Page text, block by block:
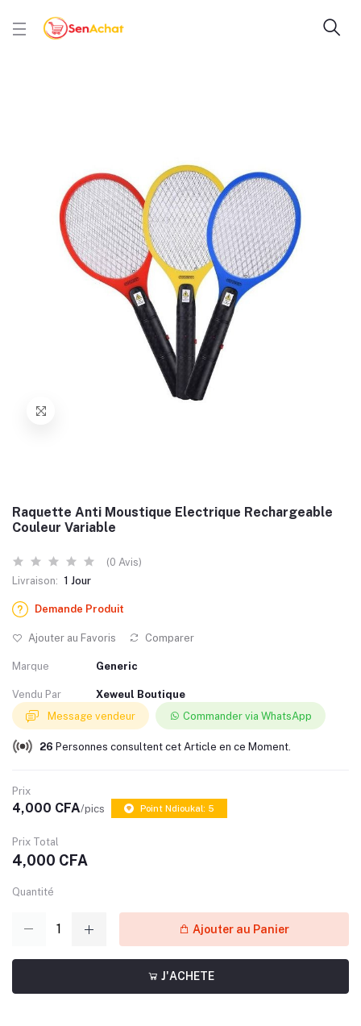
Raquette Anti Moustique Electrique Rechargeable
Couleur Variable
(0 Avis)
Livraison: 1 Jour
Demande Produit
Ajouter au Favoris Comparer
Marque Generic
Vendu Par
Xeweul Boutique
Message vendeur
Commander via WhatsApp
26 Personnes consultent cet Article en ce Moment.
Prix
4,000 CFA/pics Point Ndioukal: 5
Prix Total
4,000 CFA
Quantité
Ajouter au Panier
J'ACHETE